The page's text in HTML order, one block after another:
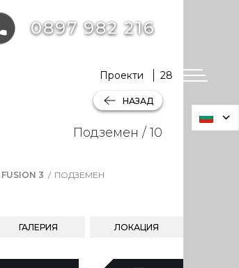
НАЗАД
Подземен / 10
FUSION 3
ПОДЗЕМЕН
ГАЛЕРИЯ ЛОКАЦИЯ
Проекти 28
0897 982 216